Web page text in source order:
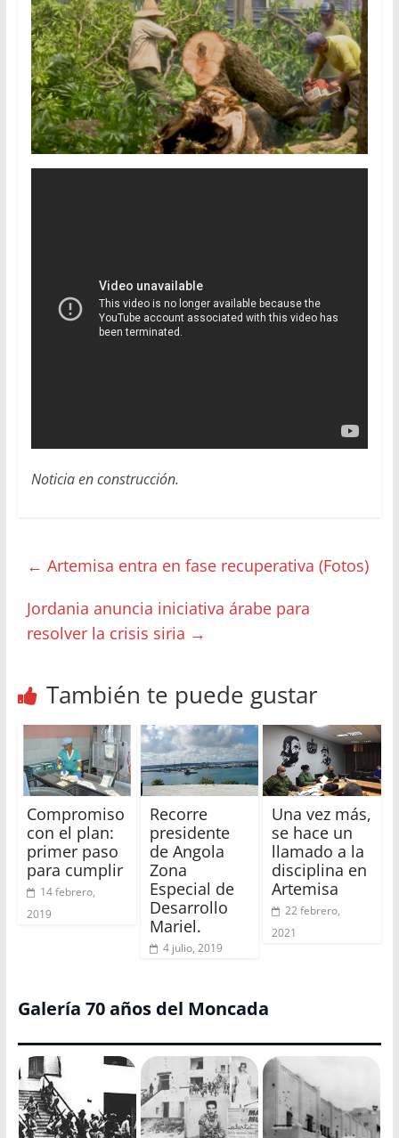
Noticia en construcción.
← Artemisa entra en fase recuperativa (Fotos)
Jordania anuncia iniciativa árabe para
resolver la crisis siria →
También te puede gustar
Compromiso
con el plan:
primer paso
para cumplir
14 febrero,
2019
Recorre
presidente
de Angola
Zona
Especial de
Desarrollo
Mariel.
4 julio, 2019
Una vez más,
se hace un
llamado a la
disciplina en
Artemisa
22 febrero,
2021
Galería 70 años del Moncada